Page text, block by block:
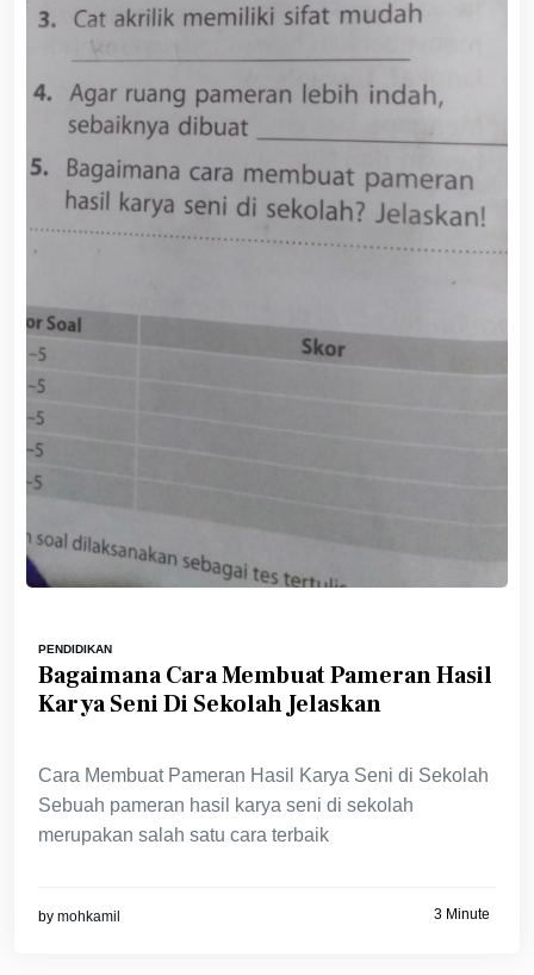
PENDIDIKAN
Bagaimana Cara Membuat Pameran Hasil
Karya Seni Di Sekolah Jelaskan
Cara Membuat Pameran Hasil Karya Seni di Sekolah
Sebuah pameran hasil karya seni di sekolah
merupakan salah satu cara terbaik
by mohkamil 3 Minute